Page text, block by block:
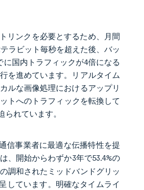
リンクを必要とするため、月間
ラビット毎秒を超えた後、バッ
国内トラフィックが4倍になる
を進めています。リアルタイム
ルな画像処理におけるアップリ
トへのトラフィックを転換して
れています。
信事業者に最適な伝播特性を提
、開始からわずか3年で53.4%の
調和されたミッドバンドグリッ
しています。明確なタイムライ